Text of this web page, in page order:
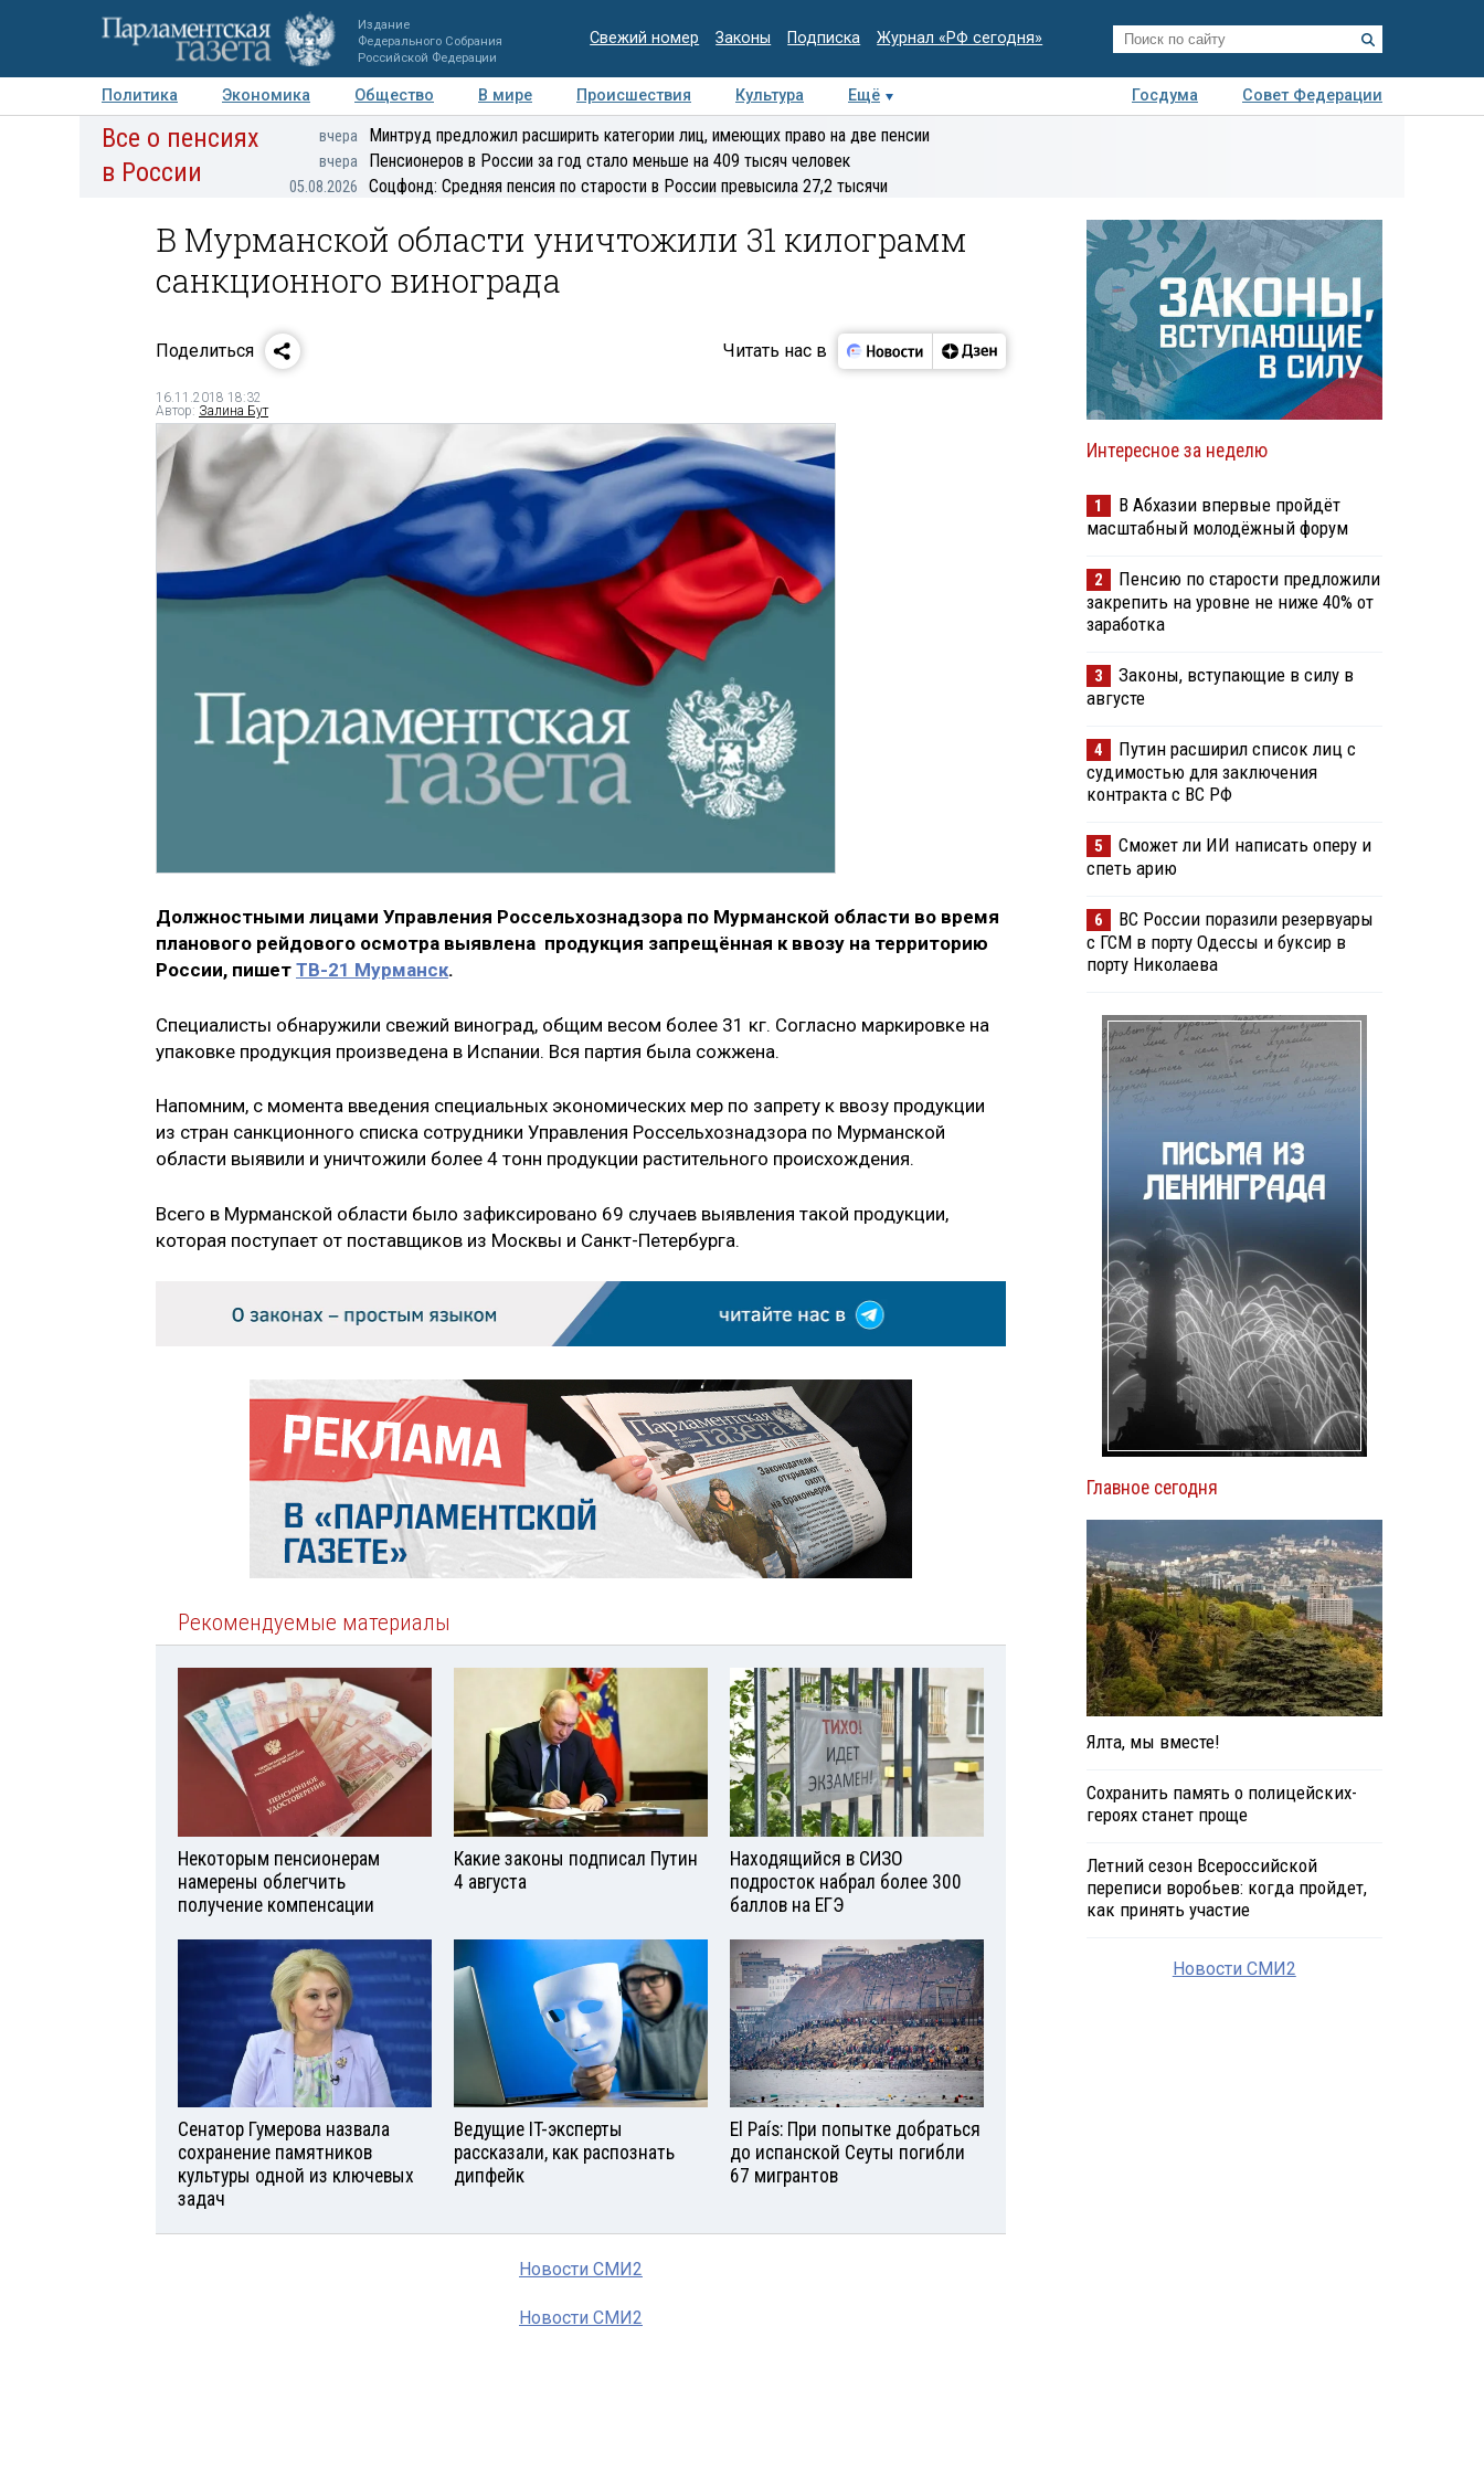
Издание
Федерального Собрания
Российской Федерации
Свежий номер Законы Подписка Журнал «РФ сегодня»
Политика Экономика Общество В мире Происшествия Культура Ещё Госдума
Совет Федерации
Авторы Персоны Мнения Регионы Медиацентр Интервью Колумнисты
Деловая
Все о пенсиях
в России
вчера Минтруд предложил расширить категории лиц, имеющих право на две пенсии
вчера Пенсионеров в России за год стало меньше на 409 тысяч человек
05.08.2026 Соцфонд: Средняя пенсия по старости в России превысила 27,2 тысячи
В Мурманской области уничтожили 31 килограмм
санкционного винограда
Поделиться Читать нас в
16.11.2018 18:32
Автор: Залина Бут
Должностными лицами Управления Россельхознадзора по Мурманской области во время
планового рейдового осмотра выявлена продукция запрещённая к ввозу на территорию
России, пишет ТВ-21 Мурманск.
Специалисты обнаружили свежий виноград, общим весом более 31 кг. Согласно маркировке на
упаковке продукция произведена в Испании. Вся партия была сожжена.
Напомним, с момента введения специальных экономических мер по запрету к ввозу продукции
из стран санкционного списка сотрудники Управления Россельхознадзора по Мурманской
области выявили и уничтожили более 4 тонн продукции растительного происхождения.
Всего в Мурманской области было зафиксировано 69 случаев выявления такой продукции,
которая поступает от поставщиков из Москвы и Санкт-Петербурга.
Рекомендуемые материалы
Некоторым пенсионерам
намерены облегчить
получение компенсации
Какие законы подписал Путин
4 августа
Находящийся в СИЗО
подросток набрал более 300
баллов на ЕГЭ
Сенатор Гумерова назвала
сохранение памятников
культуры одной из ключевых
задач
Ведущие IT-эксперты
рассказали, как распознать
дипфейк
El País: При попытке добраться
до испанской Сеуты погибли
67 мигрантов
Новости СМИ2
Новости СМИ2
Интересное за неделю
1
В Абхазии впервые пройдёт
масштабный молодёжный форум
2
Пенсию по старости предложили
закрепить на уровне не ниже 40% от
заработка
3
Законы, вступающие в силу в
августе
4
Путин расширил список лиц с
судимостью для заключения
контракта с ВС РФ
5
Сможет ли ИИ написать оперу и
спеть арию
6
ВС России поразили резервуары
с ГСМ в порту Одессы и буксир в
порту Николаева
Главное сегодня
Ялта, мы вместе!
Сохранить память о полицейских-
героях станет проще
Летний сезон Всероссийской
переписи воробьев: когда пройдет,
как принять участие
Новости СМИ2